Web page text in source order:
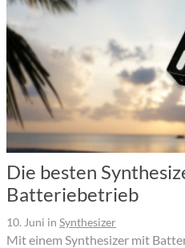
Die besten
Batteriebetrieb
10. Juni in Synthesizer
Mit einem Synthesizer mit